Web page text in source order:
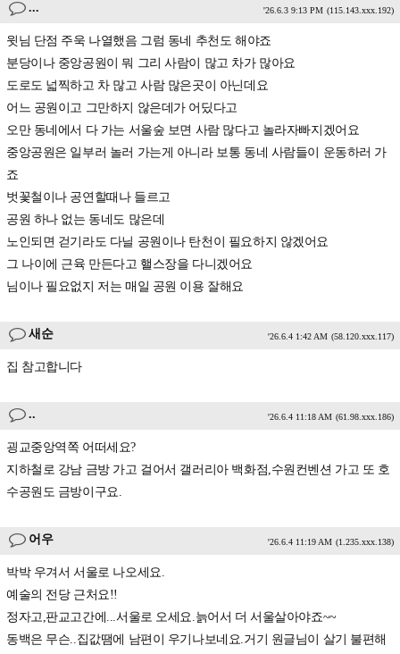
... '26.6.3 9:13 PM (115.143.xxx.192)
윗님 단점 주욱 나열했음 그럼 동네 추천도 해야죠
분당이나 중앙공원이 뭐 그리 사람이 많고 차가 많아요
도로도 넓찍하고 차 많고 사람 많은곳이 아닌데요
어느 공원이고 그만하지 않은데가 어딨다고
오만 동네에서 다 가는 서울숲 보면 사람 많다고 놀라자빠지겠어요
중앙공원은 일부러 놀러 가는게 아니라 보통 동네 사람들이 운동하러 가
죠
벗꽃철이나 공연할때나 들르고
공원 하나 없는 동네도 많은데
노인되면 걷기라도 다닐 공원이나 탄천이 필요하지 않겠어요
그 나이에 근육 만든다고 핼스장을 다니겠어요
님이나 필요없지 저는 매일 공원 이용 잘해요
새순 '26.6.4 1:42 AM (58.120.xxx.117)
집 참고합니다
.. '26.6.4 11:18 AM (61.98.xxx.186)
굉교중앙역쪽 어떠세요?
지하철로 강남 금방 가고 걸어서 갤러리아 백화점,수원컨벤션 가고 또 호
수공원도 금방이구요.
어우 '26.6.4 11:19 AM (1.235.xxx.138)
박박 우겨서 서울로 나오세요.
예술의 전당 근처요!!
정자고,판교고간에...서울로 오세요.늙어서 더 서울살아야죠~~
동백은 무슨..집값땜에 남편이 우기나보네요.거기 원글님이 살기 불편해